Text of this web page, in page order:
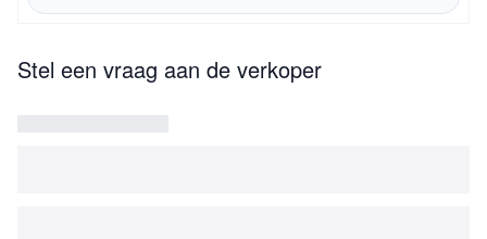
Stel een vraag aan de verkoper